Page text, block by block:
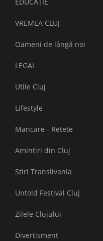
VREMEA CLUJ
Oameni de lângă noi
LEGAL
Utile Cluj
Lifestyle
Mancare - Retete
Amintiri din Cluj
Stiri Transilvania
Untold Festival Cluj
Zilele Clujului
Divertisment